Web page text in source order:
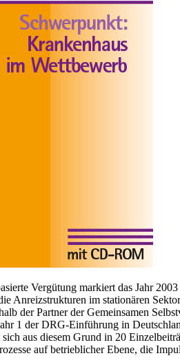
Vergütung markiert das Jahr
Anreizstrukturen im stationären
der Partner der Gemeinsamen
1 der DRG-Einführung in
aus diesem Grund in 20
auf betrieblicher Ebene, die